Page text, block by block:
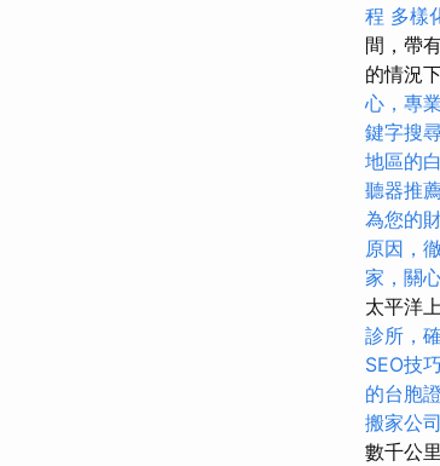
程 多樣
間，帶
的情況
心，專
鍵字搜
地區的
聽器推
為您的
原因，
家，關
太平洋
診所，
SEO技巧
的台胞
搬家公
數千公